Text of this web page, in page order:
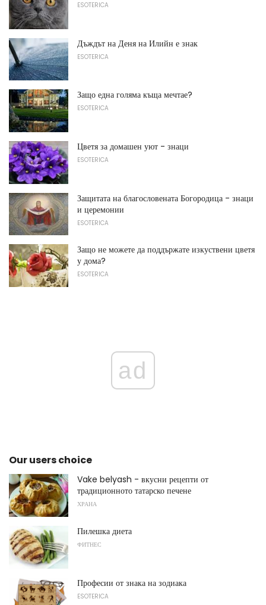
ESOTERICA
Дъждът на Деня на Илийн е знак
ESOTERICA
Защо една голяма къща мечтае?
ESOTERICA
Цветя за домашен уют - знаци
ESOTERICA
Защитата на благословената Богородица - знаци
и церемонии
ESOTERICA
Защо не можете да поддържате изкуствени цветя
у дома?
ESOTERICA
ad
Our users choice
Vake belyash - вкусни рецепти от
традиционното татарско печене
ХРАНА
Пилешка диета
ФИТНЕС
Професии от знака на зодиака
ESOTERICA